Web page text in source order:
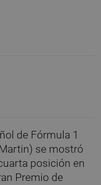
de Fórmula 1
se mostró
posición en
Premio de